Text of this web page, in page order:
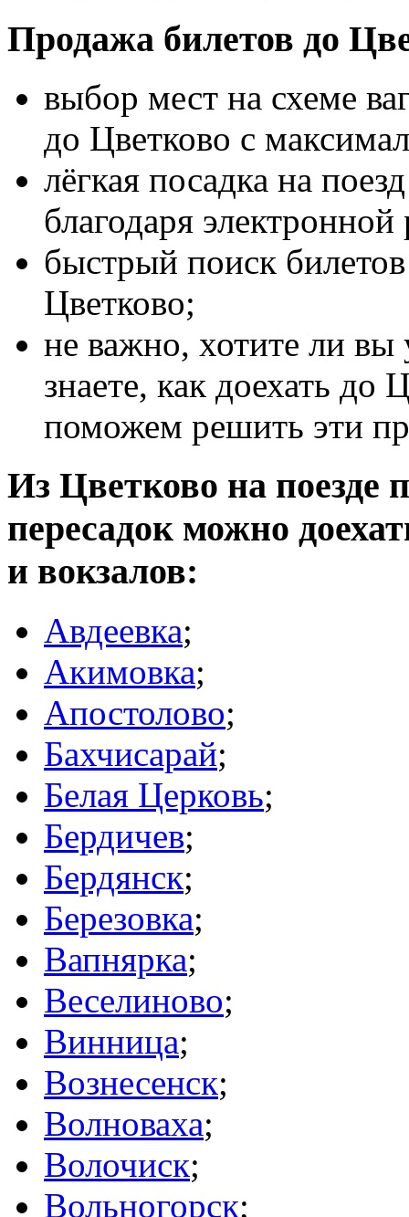
Продажа билетов до
выбор мест на схеме
до Цветково с
лёгкая посадка на
благодаря
быстрый поиск
Цветково;
не важно, хотите ли вы
знаете, как доехать до
поможем решить эти
Из Цветково на поезде
пересадок можно
и вокзалов:
Авдеевка;
Акимовка;
Апостолово;
Бахчисарай;
Белая Церковь;
Бердичев;
Бердянск;
Березовка;
Вапнярка;
Веселиново;
Винница;
Вознесенск;
Волноваха;
Волочиск;
Вольногорск;